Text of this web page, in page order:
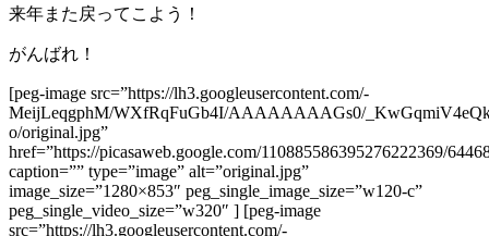
来年また戻ってこよう！
がんばれ！
[peg-image src=”https://lh3.googleusercontent.com/-
MeijLeqgphM/WXfRqFuGb4I/AAAAAAAAGs0/
o/original.jpg”
href=”https://picasaweb.google.com/110885586395276222369/
caption=”” type=”image” alt=”original.jpg”
image_size=”1280×853″ peg_single_image_size=”w120-c”
peg_single_video_size=”w320″ ] [peg-image
src=”https://lh3.googleusercontent.com/-